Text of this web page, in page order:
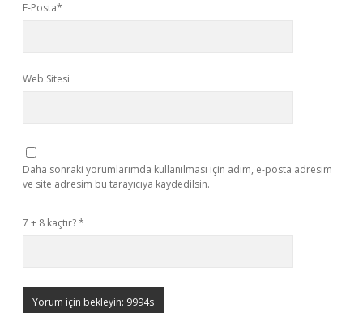
E-Posta*
Web Sitesi
Daha sonraki yorumlarımda kullanılması için adım, e-posta adresim
ve site adresim bu tarayıcıya kaydedilsin.
7 + 8 kaçtır?*